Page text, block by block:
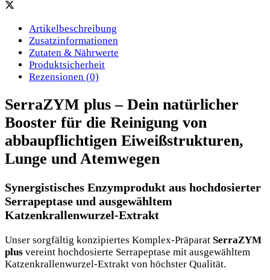
Artikelbeschreibung
Zusatzinformationen
Zutaten & Nährwerte
Produktsicherheit
Rezensionen (0)
SerraZYM plus – Dein natürlicher
Booster für die Reinigung von
abbaupflichtigen Eiweißstrukturen,
Lunge und Atemwegen
Synergistisches Enzymprodukt aus hochdosierter
Serrapeptase und ausgewähltem
Katzenkrallenwurzel-Extrakt
Unser sorgfältig konzipiertes Komplex-Präparat SerraZYM
plus vereint hochdosierte Serrapeptase mit ausgewähltem
Katzenkrallenwurzel-Extrakt von höchster Qualität.